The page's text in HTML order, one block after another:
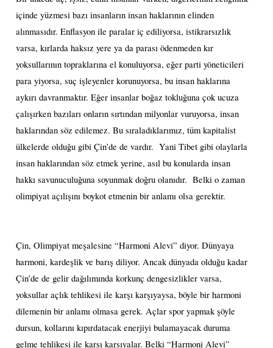
içinde yüzmesi bazı insanların insan haklarının elinden
alınmasıdır. Enflasyon ile paralar iç ediliyorsa, istikrarsızlık
varsa, kırlarda haksız yere ya da parası ödenmeden kır
yoksullarının topraklarına el konuluyorsa, eğer parti yöneticileri
para yiyorsa, suç işleyenler korunuyorsa, bu insan haklarına
aykırı davranmaktır. Eğer insanlar boğaz tokluğuna çok ucuza
çalışırken bazıları onların sırtından milyonlar vuruyorsa, insan
haklarından söz edilemez. Bu sıraladıklarımız, tüm kapitalist
ülkelerde olduğu gibi Çin’de de vardır. Yani Tibet gibi olaylarla
insan haklarından söz etmek yerine, asıl bu konularda insan
hakkı savunuculuğuna soyunmak doğru olanıdır. Belki o zaman
olimpiyat açılışını boykot etmenin bir anlamı olsa gerektir.
Çin, Olimpiyat meşalesine “Harmoni Alevi” diyor. Dünyaya
harmoni, kardeşlik ve barış diliyor. Ancak dünyada olduğu kadar
Çin’de de gelir dağılımında korkunç dengesizlikler varsa,
yoksullar açlık tehlikesi ile karşı karşıyaysa, böyle bir harmoni
dilemenin bir anlamı olmasa gerek. Açlar spor yapmak şöyle
dursun, kollarını kıpırdatacak enerjiyi bulamayacak duruma
gelme tehlikesi ile karşı karşıyalar. Belki “Harmoni Alevi”